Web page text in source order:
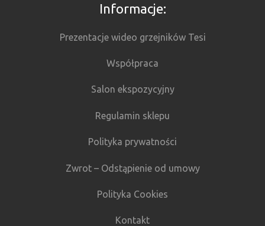
Informacje:
Prezentacje wideo grzejników Tesi
Współpraca
Salon ekspozycyjny
Regulamin sklepu
Polityka prywatności
Zwrot – Odstąpienie od umowy
Polityka Cookies
Kontakt